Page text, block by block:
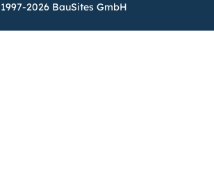
2026 BauSites GmbH